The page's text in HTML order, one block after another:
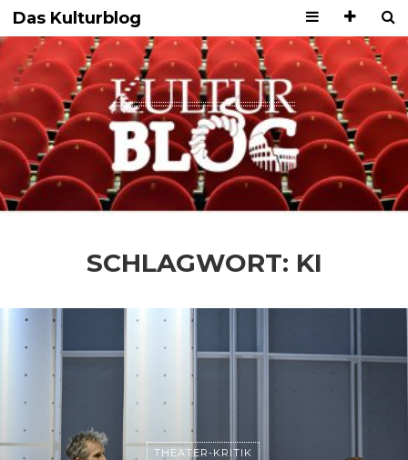
Das Kulturblog
SCHLAGWORT: KI
THEATER-KRITIK